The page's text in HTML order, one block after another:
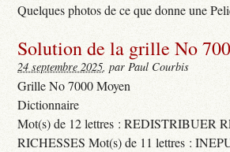
Quelques photos de ce que donne une
Solution de la grille No
24 septembre 2025, par Paul Courbis
Grille No 7000 Moyen
Dictionnaire
Mot(s) de 12 lettres : REDISTRIBUER
RICHESSES Mot(s) de 11 lettres :